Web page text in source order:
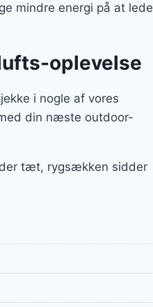
mindre energi på at lede
oplevelse
i nogle af vores
din næste outdoor-
tæt, rygsækken sidder